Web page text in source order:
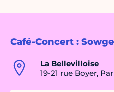
Café-Concert : Sowge
La Bellevilloise
19-21 rue Boyer,